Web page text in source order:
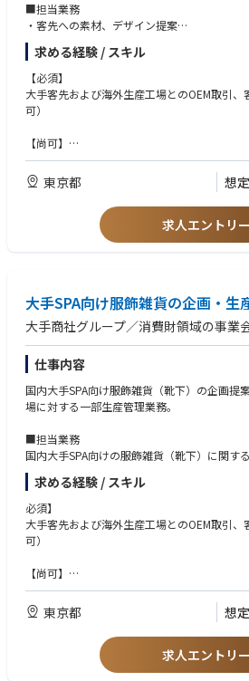
■担当業務
・客先への素材、デザイン提案
・仕様書、見積作成
・品質試験・確認、副資材の手配
・ASEANのOEMを依頼する協力工場へのサン
・価格・納期確認
・量産の品質、進捗確認
ーとの情報共有、連携を行い、組織として業
ケーション能力を必要とします。また客先指
あり、PC操作、エクセルでの業務は必須です
サプライチェーンの中から最適な原料、生産
す手触り感、チームメンバーとクリエイティ
越えていく達成感や一体感などものづくりの
的に事業を推進して頂ける方を募集いたしま
求める経験 / スキル
【必須】
大手客先および海外生産工場とのOEM取引、
可）
【尚可】
服飾雑貨・生活雑貨品に関する知識
【求める人物像】
海外でのモノづくりに興味があり、チームで
ション能力のある方
東京都 想
求人エントリー
大手SPA向け服飾雑貨の企画・生
大手商社グループ／消費財領域の事業
仕事内容
国内大手SPA向け服飾雑貨（靴下）の企画提
場に対する一部生産管理業務。
■担当業務
国内大手SPA向けの服飾雑貨（靴下）に関す
・客先への素材、デザイン提案
・仕様書、見積作成
・品質試験・確認、副資材の手配
・ASEANのOEMを依頼する協力工場へのサ
・量産の品質確認
ーとの情報共有、連携を行い、組織として業
ケーション能力を必要とします。また客先指
あり、PC操作、エクセルでの業務は必須です
当社では各商品に関する専門知識の高いメン
求める経験 / スキル
必須】
大手客先および海外生産工場とのOEM取引、
可）
【尚可】
服飾雑貨・生活雑貨品に関する知識
【求める人物像】
海外でのモノづくりに興味があり、チームで
ション能力のある方
東京都 想
求人エントリー